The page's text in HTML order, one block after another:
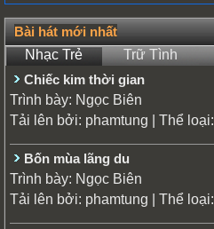
Bài hát mới nhất
Nhạc Trẻ
Trữ Tình
Chiếc kim thời gian
Trình bày: Ngọc Biên
Tải lên bởi: phamtung | Thể loại:
Bốn mùa lãng du
Trình bày: Ngọc Biên
Tải lên bởi: phamtung | Thể loại: